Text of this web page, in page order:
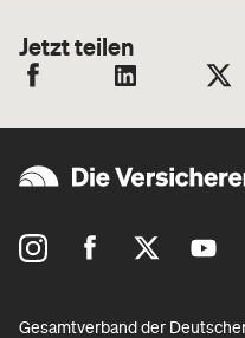
Jetzt teilen
Gesamtverband der